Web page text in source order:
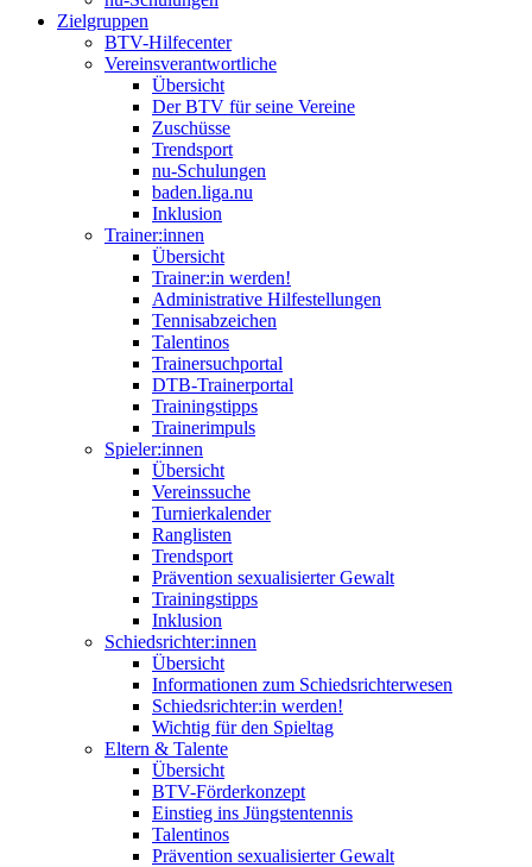
Zielgruppen
BTV-Hilfecenter
Vereinsverantwortliche
Übersicht
Der BTV für seine Vereine
Zuschüsse
Trendsport
nu-Schulungen
baden.liga.nu
Inklusion
Trainer:innen
Übersicht
Trainer:in werden!
Administrative Hilfestellungen
Tennisabzeichen
Talentinos
Trainersuchportal
DTB-Trainerportal
Trainingstipps
Trainerimpuls
Spieler:innen
Übersicht
Vereinssuche
Turnierkalender
Ranglisten
Trendsport
Prävention sexualisierter Gewalt
Trainingstipps
Inklusion
Schiedsrichter:innen
Übersicht
Informationen zum Schiedsrichterwesen
Schiedsrichter:in werden!
Wichtig für den Spieltag
Eltern & Talente
Übersicht
BTV-Förderkonzept
Einstieg ins Jüngstentennis
Talentinos
Prävention sexualisierter Gewalt